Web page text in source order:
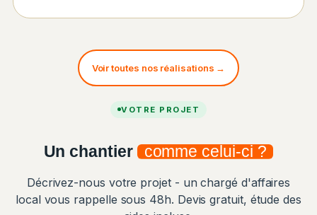
Voir toutes nos réalisations →
VOTRE PROJET
Un chantier comme celui-ci ?
Décrivez-nous votre projet - un chargé d'affaires
local vous rappelle sous 48h. Devis gratuit, étude des